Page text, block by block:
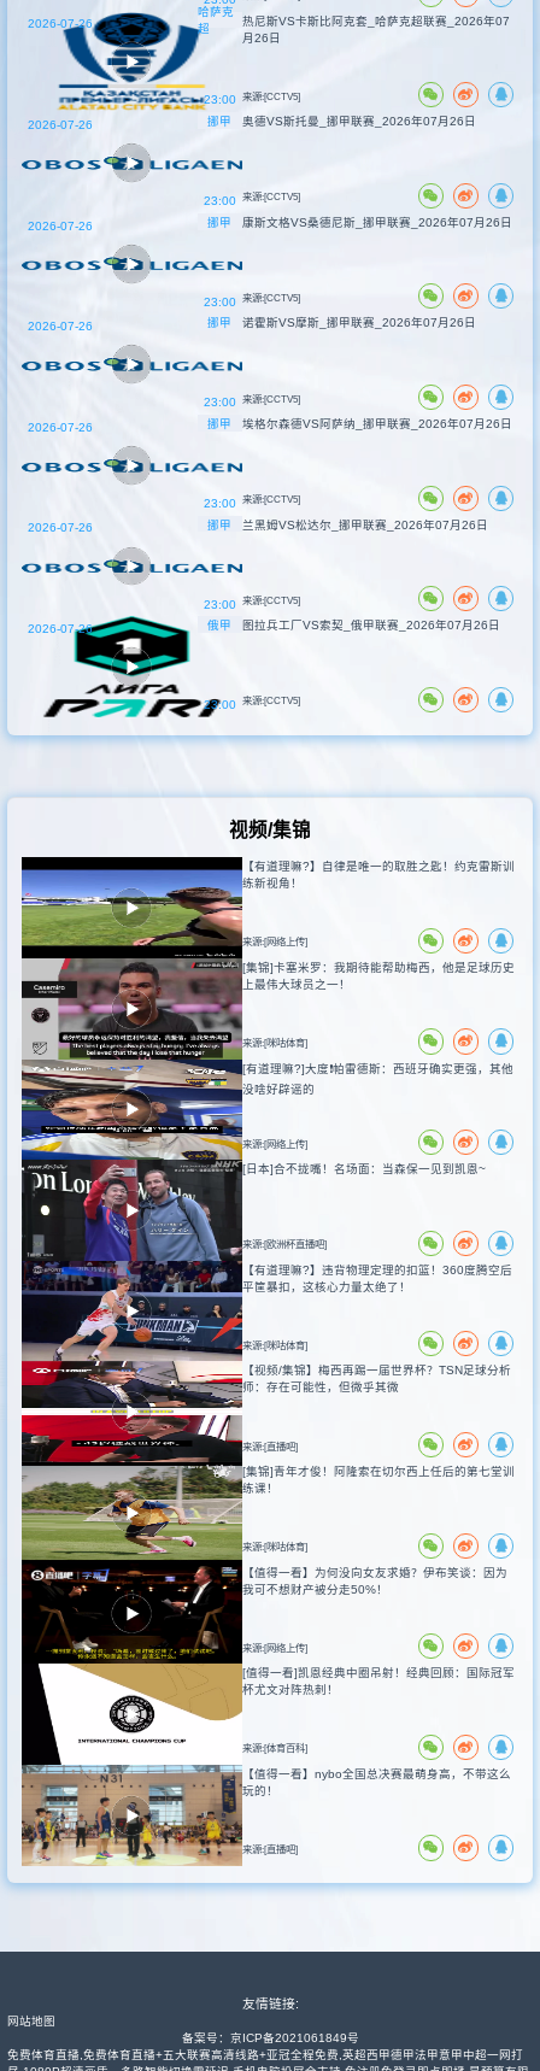
哈萨克
超
23:00
2026-07-26
热尼斯VS卡斯比阿克套_哈萨克超联赛_2026年07
月26日
来源:[CCTV5]
挪甲
23:00
2026-07-26 奥德VS斯托曼_挪甲联赛_2026年07月26日
来源:[CCTV5]
挪甲
23:00
2026-07-26 康斯文格VS桑德尼斯_挪甲联赛_2026年07月26日
来源:[CCTV5]
挪甲
23:00
2026-07-26 诺霍斯VS摩斯_挪甲联赛_2026年07月26日
来源:[CCTV5]
挪甲
23:00
2026-07-26 埃格尔森德VS阿萨纳_挪甲联赛_2026年07月26日
来源:[CCTV5]
挪甲
23:00
2026-07-26 兰黑姆VS松达尔_挪甲联赛_2026年07月26日
来源:[CCTV5]
俄甲
23:00
2026-07-26 图拉兵工厂VS索契_俄甲联赛_2026年07月26日
来源:[CCTV5]
视频/集锦
【有道理嘛?】自律是唯一的取胜之匙！约克雷斯训
练新视角！
来源:[网络上传]
[集锦]卡塞米罗：我期待能帮助梅西，他是足球历史
上最伟大球员之一！
来源:[咪咕体育]
[有道理嘛?]大度❗️帕雷德斯：西班牙确实更强，其他
没啥好辟谣的
来源:[网络上传]
[日本]合不拢嘴！名场面：当森保一见到凯恩~
来源:[欧洲杯直播吧]
【有道理嘛?】违背物理定理的扣篮！360度腾空后
平筐暴扣，这核心力量太绝了！
来源:[咪咕体育]
【视频/集锦】梅西再踢一届世界杯？TSN足球分析
师：存在可能性，但微乎其微
来源:[直播吧]
[集锦]青年才俊！阿隆索在切尔西上任后的第七堂训
练课！
来源:[咪咕体育]
【值得一看】为何没向女友求婚？伊布笑谈：因为
我可不想财产被分走50%！
来源:[网络上传]
[值得一看]凯恩经典中圈吊射！经典回顾：国际冠军
杯尤文对阵热刺！
来源:[体育百科]
【值得一看】nybo全国总决赛最萌身高，不带这么
玩的！
来源:[直播吧]
友情链接:
网站地图
备案号： 京ICP备2021061849号
免费体育直播,免费体育直播+五大联赛高清线路+亚冠全程免费,英超西甲德甲法甲意甲中超一网打